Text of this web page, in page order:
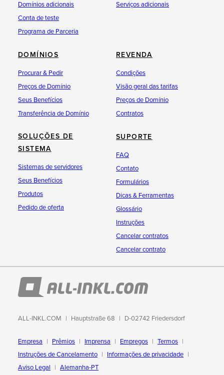
Domínios adicionais
Conta de teste
Programa de Parceria
Serviços adicionais
DOMÍNIOS
Procurar & Pedir
Preços de Domínio
Seus Benefícios
Transferência de Domínio
REVENDA
Condições
Visão geral das tarifas
Preços de Domínio
Contratos
SOLUÇÕES DE
SISTEMA
Sistemas de servidores
Seus Benefícios
Produtos
Pedido de oferta
SUPORTE
FAQ
Contato
Formulários
Dicas & Ferramentas
Glossário
Instruções
Cancelar contratos
Cancelar contrato
ALL-INKL.COM Hauptstraße 68 D-02742 Friedersdorf
Empresa Prêmios Imprensa Empregos
Termos
Instruções de Cancelamento
Informações de privacidade
Aviso Legal
Alemanha-PT